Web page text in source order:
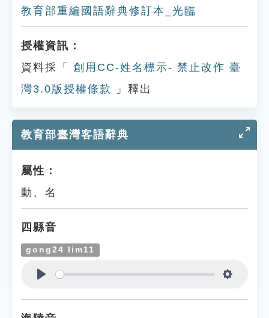
教育部重編國語辭典修訂本_光臨
授權資訊：
資料採「
創用CC-姓名標示- 禁止改作 臺
灣3.0版授權條款
」釋出
教育部臺灣客語辭典
屬性：
動、名
四縣音
gong24 lim11